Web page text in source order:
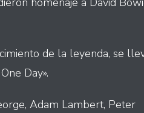
de la leyenda, se
Day».
Adam Lambert, Peter